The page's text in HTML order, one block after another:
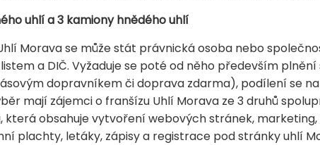
uhlí a 3 kamiony hnědého uhlí
Morava se může stát právnická osoba nebo
a DIČ. Vyžaduje se poté od něho především
dopravníkem či doprava zdarma), podílení se
mají zájemci o franšízu Uhlí Morava ze 3 druhů
která obsahuje vytvoření webových stránek,
plachty, letáky, zápisy a registrace pod stránky uhlí